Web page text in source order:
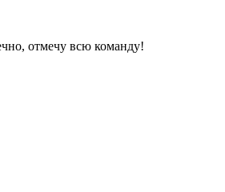
отмечу всю команду!